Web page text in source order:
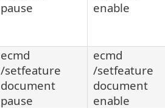
pause
enable
ecmd
/setfeature
document
pause
ecmd
/setfeature
document
enable